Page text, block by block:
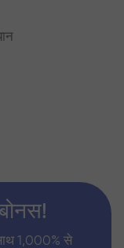
1,000% से